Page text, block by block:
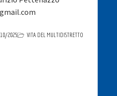
2025 VITA DEL MULTIDISTRETTO